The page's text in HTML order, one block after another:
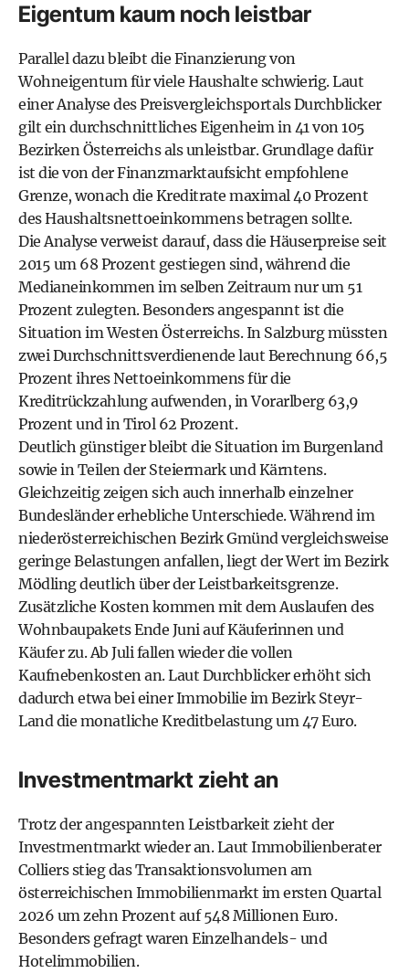
Eigentum kaum noch leistbar
Parallel dazu bleibt die Finanzierung von
Wohneigentum für viele Haushalte schwierig. Laut
einer Analyse des Preisvergleichsportals Durchblicker
gilt ein durchschnittliches Eigenheim in 41 von 105
Bezirken Österreichs als unleistbar. Grundlage dafür
ist die von der Finanzmarktaufsicht empfohlene
Grenze, wonach die Kreditrate maximal 40 Prozent
des Haushaltsnettoeinkommens betragen sollte.
Die Analyse verweist darauf, dass die Häuserpreise seit
2015 um 68 Prozent gestiegen sind, während die
Medianeinkommen im selben Zeitraum nur um 51
Prozent zulegten. Besonders angespannt ist die
Situation im Westen Österreichs. In Salzburg müssten
zwei Durchschnittsverdienende laut Berechnung 66,5
Prozent ihres Nettoeinkommens für die
Kreditrückzahlung aufwenden, in Vorarlberg 63,9
Prozent und in Tirol 62 Prozent.
Deutlich günstiger bleibt die Situation im Burgenland
sowie in Teilen der Steiermark und Kärntens.
Gleichzeitig zeigen sich auch innerhalb einzelner
Bundesländer erhebliche Unterschiede. Während im
niederösterreichischen Bezirk Gmünd vergleichsweise
geringe Belastungen anfallen, liegt der Wert im Bezirk
Mödling deutlich über der Leistbarkeitsgrenze.
Zusätzliche Kosten kommen mit dem Auslaufen des
Wohnbaupakets Ende Juni auf Käuferinnen und
Käufer zu. Ab Juli fallen wieder die vollen
Kaufnebenkosten an. Laut Durchblicker erhöht sich
dadurch etwa bei einer Immobilie im Bezirk Steyr-
Land die monatliche Kreditbelastung um 47 Euro.
Investmentmarkt zieht an
Trotz der angespannten Leistbarkeit zieht der
Investmentmarkt wieder an. Laut Immobilienberater
Colliers stieg das Transaktionsvolumen am
österreichischen Immobilienmarkt im ersten Quartal
2026 um zehn Prozent auf 548 Millionen Euro.
Besonders gefragt waren Einzelhandels- und
Hotelimmobilien.